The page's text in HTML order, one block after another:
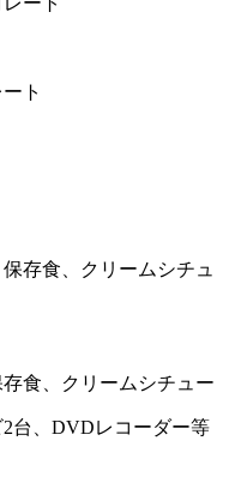
ト
食、クリームシチュー